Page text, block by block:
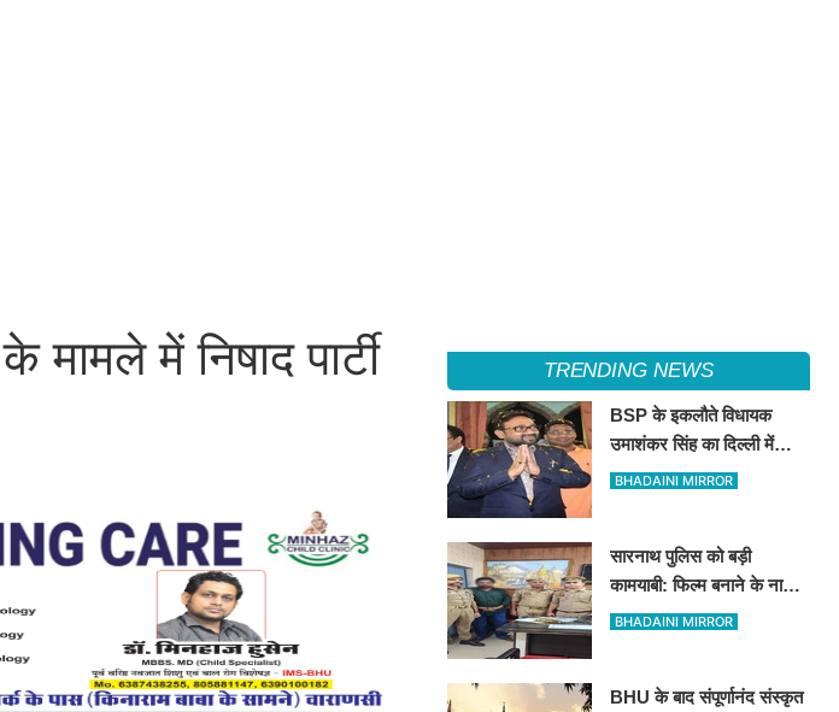
में निषाद पार्टी
TRENDING NEWS
BSP के इकलौते विधायक
उमाशंकर सिंह का दिल्ली में
निधन, रसड़ा से लगातार 3 बार
BHADAINI MIRROR
सारनाथ पुलिस को बड़ी
कामयाबी: फिल्म बनाने के नाम
पर 78 लाख की ठगी करने वाला
BHADAINI MIRROR
BHU के बाद संपूर्णानंद संस्कृत